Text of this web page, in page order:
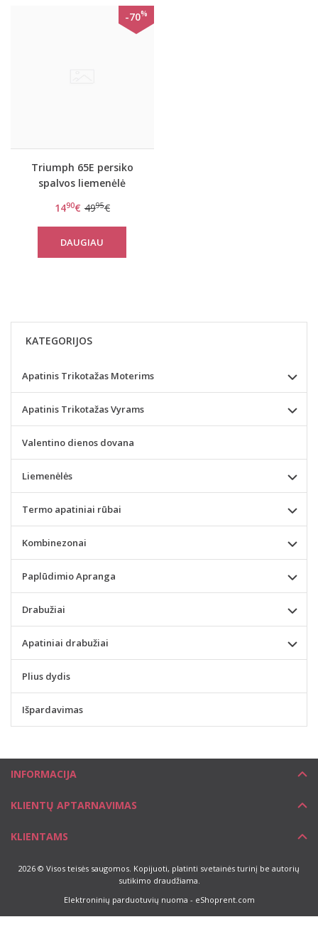
-70%
Triumph 65E persiko
spalvos liemenėlė
1490€ 4995€
DAUGIAU
KATEGORIJOS
Apatinis Trikotažas Moterims
Apatinis Trikotažas Vyrams
Valentino dienos dovana
Liemenėlės
Termo apatiniai rūbai
Kombinezonai
Paplūdimio Apranga
Drabužiai
Apatiniai drabužiai
Plius dydis
Išpardavimas
INFORMACIJA
KLIENTŲ APTARNAVIMAS
KLIENTAMS
2026 © Visos teisės saugomos. Kopijuoti, platinti svetainės turinį be autorių
sutikimo draudžiama.
Elektroninių parduotuvių nuoma - eShoprent.com